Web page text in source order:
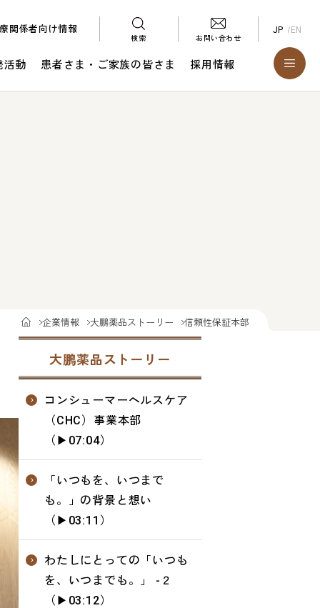
関係者向け情報
検索 お問い合わせ
JP EN
活動 患者さま・ご家族の皆さま 採用情報
企業情報 大鵬薬品ストーリー 信頼性保証本部
大鵬薬品ストーリー
コンシューマーヘルスケア
（CHC）事業本部
（▶07:04）
「いつもを、いつまで
も。」の背景と想い
（▶03:11）
わたしにとっての「いつも
を、いつまでも。」 -２
（▶03:12）